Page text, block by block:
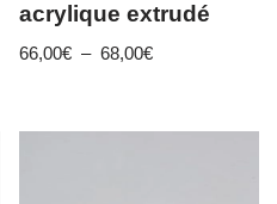
acrylique extrudé
66,00€ – 68,00€